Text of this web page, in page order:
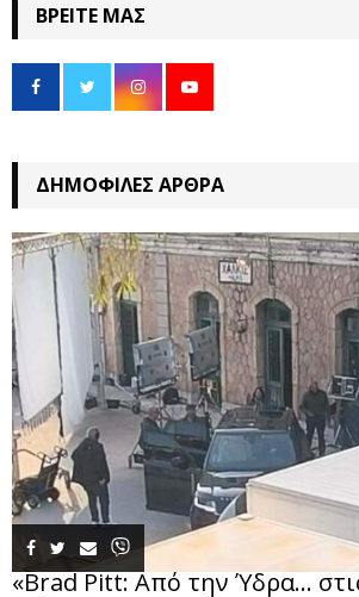
ΒΡΕΊΤΕ ΜΑΣ
ΔΗΜΟΦΙΛΈΣ ΆΡΘΡΑ
«Brad Pitt: Από την Ύδρα…